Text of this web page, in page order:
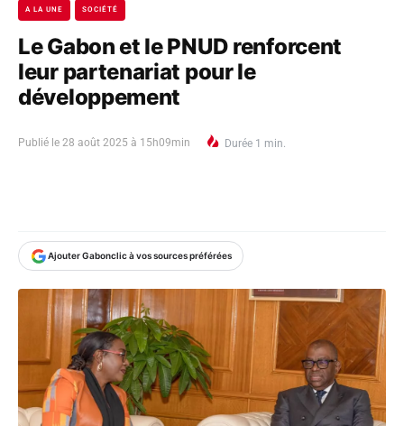
A LA UNE SOCIÉTÉ
Le Gabon et le PNUD renforcent
leur partenariat pour le
développement
Publié le 28 août 2025 à 15h09min Durée 1 min.
Ajouter Gabonclic à vos sources préférées